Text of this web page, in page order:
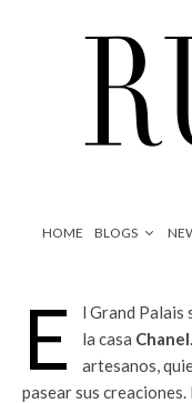
HOME BLOGS
E
l Grand Palais
la casa Chanel.
artesanos,
pasear sus creaciones.